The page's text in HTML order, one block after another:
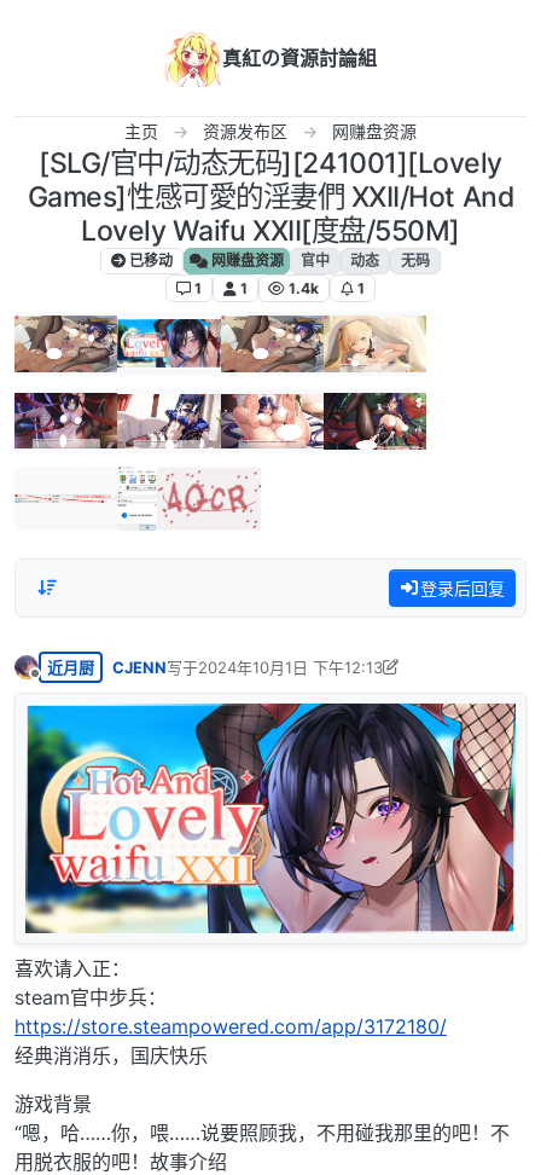
真紅の資源討論組
主页 资源发布区 网赚盘资源
[SLG/官中/动态无码][241001][Lovely
Games]性感可愛的淫妻們 XXII/Hot And
Lovely Waifu XXII[度盘/550M]
已移动 网赚盘资源 官中 动态
无码
1
1 1.4k 1
登录后回复
离线
近月厨 CJENN写于2024年10月1日 下午12:13
最后由 CJENN 编辑 2024年10月21日 上午7:07
喜欢请入正：
steam官中步兵：
https://store.steampowered.com/app/3172180/
经典消消乐，国庆快乐
游戏背景
“嗯，哈……你，喂……说要照顾我，不用碰我那里的吧！不
用脱衣服的吧！故事介绍